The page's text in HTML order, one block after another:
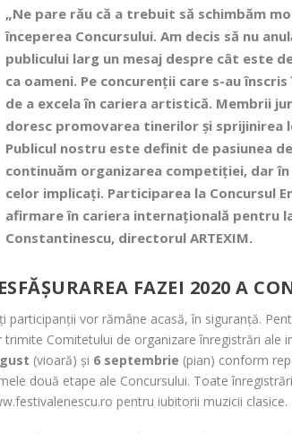
„Ne pare rău că a trebuit să schimbăm
începerea Concursului. Am decis să nu
publicului larg un mesaj despre cât este
ca oameni. Pe concurenții care s-au
de a excela în cariera artistică. Membrii
doresc promovarea tinerilor și sprijinirea
Publicul nostru este definit de pasiunea
continuăm organizarea competiției, dar
celor implicați. Participarea la Concursul
afirmare în cariera internațională pentru
Constantinescu, directorul ARTEXIM.
FAZEI 2020 A
participanții vor rămâne acasă, în siguranță.
trimite Comitetului de organizare înregistrări ale
(vioară) și 6 septembrie (pian) conform
două etape ale Concursului. Toate
pentru iubitorii muzicii clasice.